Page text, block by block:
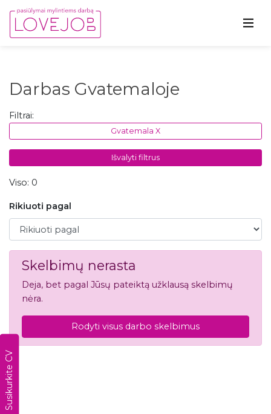
Susikurkite CV
Darbas Gvatemaloje
Filtrai:
Gvatemala X
Išvalyti filtrus
Viso: 0
Rikiuoti pagal
Rikiuoti pagal
Skelbimų nerasta
Deja, bet pagal Jūsų pateiktą užklausą skelbimų
nėra.
Rodyti visus darbo skelbimus